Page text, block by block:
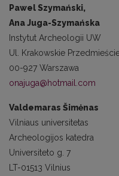
Pawel Szymański,
Ana Juga-Szymańska
Instytut Archeologii UW
Ul. Krakowskie
00-927 Warszawa
onajuga@hotmail.com
Valdemaras Šimėnas
Vilniaus universitetas
Archeologijos katedra
Universiteto g. 7
LT-01513 Vilnius